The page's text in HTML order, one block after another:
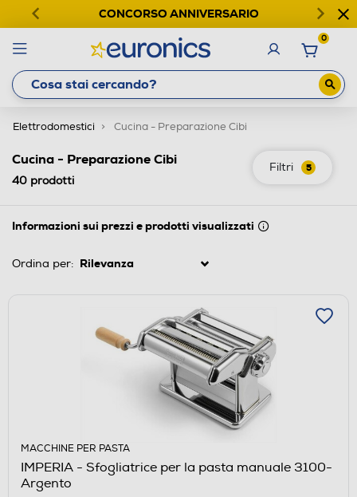
CONCORSO ANNIVERSARIO
0
Elettrodomestici Cucina - Preparazione Cibi
Filtri 5
Cucina - Preparazione Cibi
40 prodotti
Informazioni sui prezzi e prodotti visualizzati
Ordina per:
MACCHINE PER PASTA
IMPERIA - Sfogliatrice per la pasta manuale 3100-
Argento